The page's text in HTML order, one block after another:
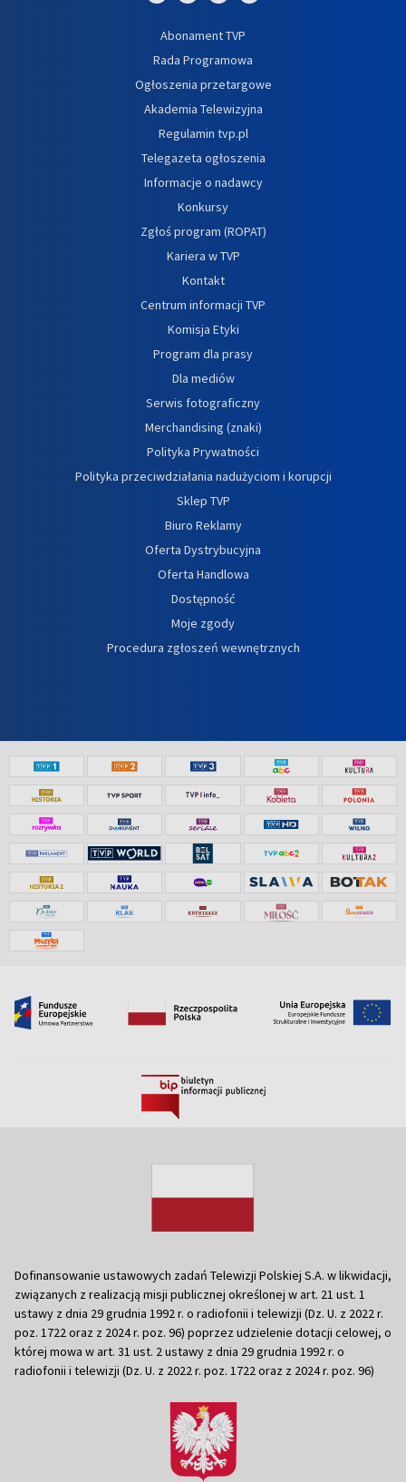
Abonament TVP
Rada Programowa
Ogłoszenia przetargowe
Akademia Telewizyjna
Regulamin tvp.pl
Telegazeta ogłoszenia
Informacje o nadawcy
Konkursy
Zgłoś program (ROPAT)
Kariera w TVP
Kontakt
Centrum informacji TVP
Komisja Etyki
Program dla prasy
Dla mediów
Serwis fotograficzny
Merchandising (znaki)
Polityka Prywatności
Polityka przeciwdziałania nadużyciom i korupcji
Sklep TVP
Biuro Reklamy
Oferta Dystrybucyjna
Oferta Handlowa
Dostępność
Moje zgody
Procedura zgłoszeń wewnętrznych
Dofinansowanie ustawowych zadań Telewizji Polskiej S.A. w likwidacji,
związanych z realizacją misji publicznej określonej w art. 21 ust. 1
ustawy z dnia 29 grudnia 1992 r. o radiofonii i telewizji (Dz. U. z 2022 r.
poz. 1722 oraz z 2024 r. poz. 96) poprzez udzielenie dotacji celowej, o
której mowa w art. 31 ust. 2 ustawy z dnia 29 grudnia 1992 r. o
radiofonii i telewizji (Dz. U. z 2022 r. poz. 1722 oraz z 2024 r. poz. 96)